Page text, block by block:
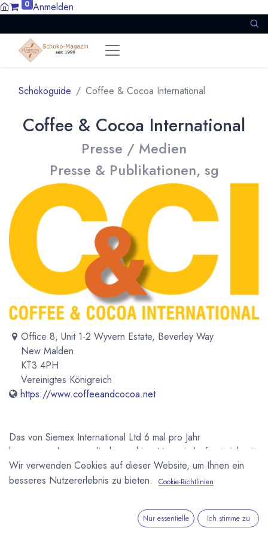
0 Anmelden
Schokoguide Coffee & Cocoa International
Coffee & Cocoa International
Presse / Medien
Presse & Publikationen, sg
Office 8, Unit 1-2 Wyvern Estate, Beverley Way
New Malden
KT3 4PH
Vereinigtes Königreich
https://www.coffeeandcocoa.net
Das von Siemex International Ltd 6 mal pro Jahr
herausgegebene englischsprachige Magazin befasst sich mit
den beiden wichtigsten Rohstoffen Kaffee und Kakao. Es
behandelt sowohl die Herkunfstmärkte wie auch die
Wir verwenden Cookies auf dieser Website, um Ihnen ein
besseres Nutzererlebnis zu bieten.
Cookie-Richtlinien
Nur essentielle Ich stimme zu